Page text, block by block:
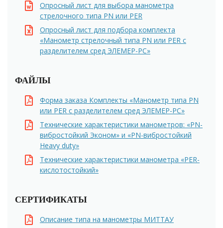
Опросный лист для выбора манометра
стрелочного типа PN или PER
Опросный лист для подбора комплекта
«Манометр стрелочный типа PN или PER с
разделителем сред ЭЛЕМЕР-РС»
ФАЙЛЫ
Форма заказа Комплекты «Манометр типа PN
или PER с разделителем сред ЭЛЕМЕР-РС»
Технические характеристики манометров: «PN-
вибростойкий Эконом» и «PN-вибростойкий
Heavy duty»
Технические характеристики манометра «PER-
кислотостойкий»
СЕРТИФИКАТЫ
Описание типа на манометры МИТТАУ